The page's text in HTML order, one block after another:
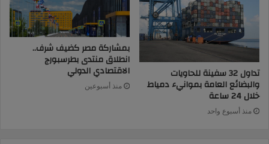
تداول 32 سفينة للحاويات
والبضائع العامة بموانيء دمياط
خلال 24 ساعة
منذ أسبوع واحد
بمشاركة مصر كضيف شرف..
انطلاق منتدى بطرسبورج
الاقتصادي الدولي
منذ أسبوعين